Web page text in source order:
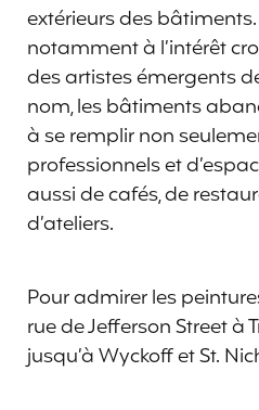
extérieurs des
notamment à l’intérêt
des artistes émergents
nom, les bâtiments
à se remplir non
professionnels et
aussi de cafés, de
d’ateliers.
Pour admirer les
rue de Jefferson Street à
jusqu’à Wyckoff et St.